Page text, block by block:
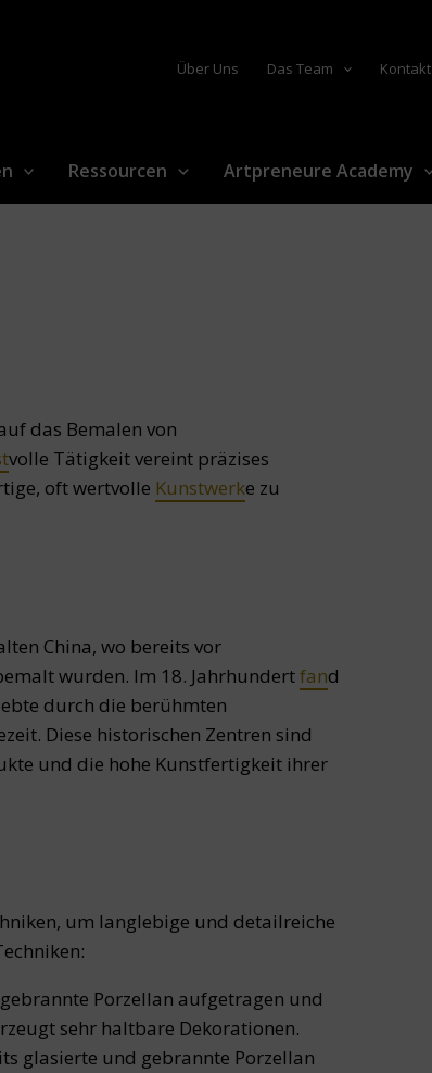
Über Uns Das Team Kontakt
Ressourcen Artpreneure Academy
das Bemalen von
volle Tätigkeit vereint präzises
oft wertvolle Kunstwerke zu
China, wo bereits vor
wurden. Im 18. Jahrhundertfand
durch die berühmten
Diese historischen Zentren sind
und die hohe Kunstfertigkeit ihrer
um langlebige und detailreiche
Porzellan aufgetragen und
sehr haltbare Dekorationen.
glasierte und gebrannte Porzellan